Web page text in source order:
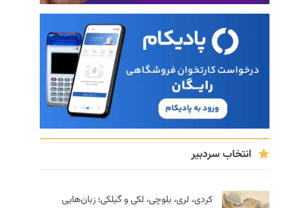
انتخاب سردبیر
کردی، لری، بلوچی، لکی و گیلکی؛ زبان‌هایی